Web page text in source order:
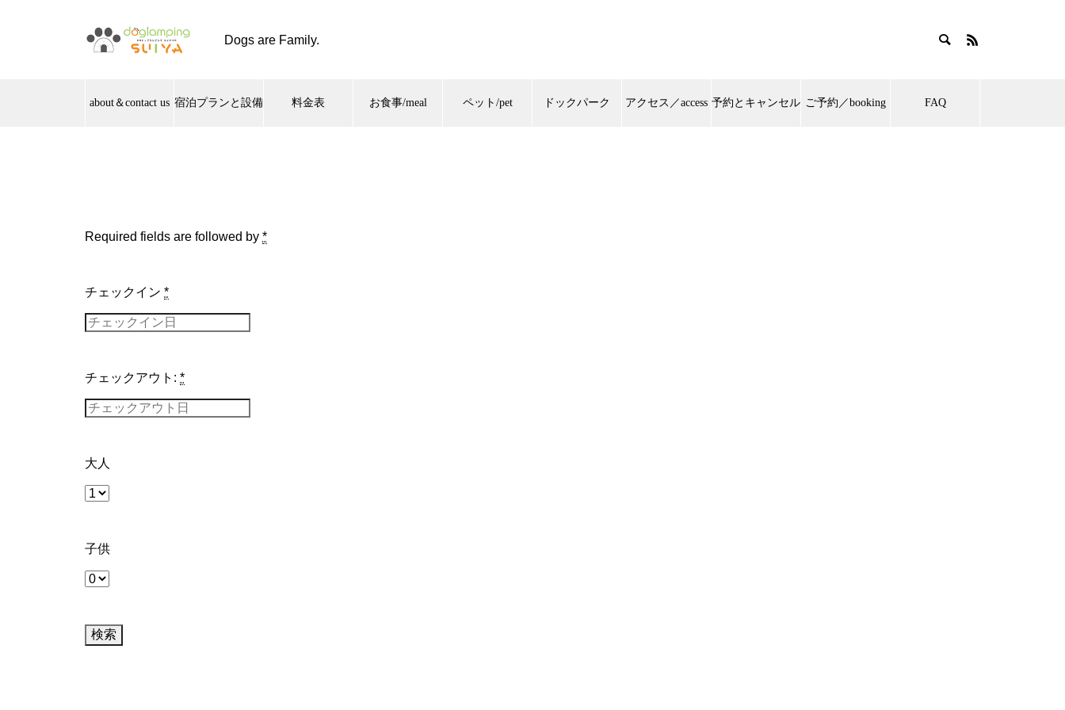
Dogs are Family.
about＆contact us 宿泊プランと設備 料金表 お食事/meal ペット/pet ドックパーク アクセス／access 予約とキャンセル ご予約／booking FAQ
Required fields are followed by *
チェックイン *
チェックアウト: *
大人
子供